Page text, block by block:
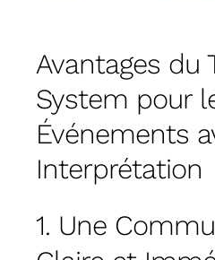
Avantages du
System pour
Événements
Interprétation
1. Une